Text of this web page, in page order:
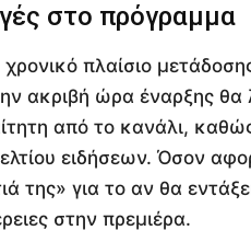
στο πρόγραμμα
χρονικό πλαίσιο
ακριβή ώρα έναρξης
από το κανάλι,
ειδήσεων. Όσον
της» για το αν θα
στην πρεμιέρα.